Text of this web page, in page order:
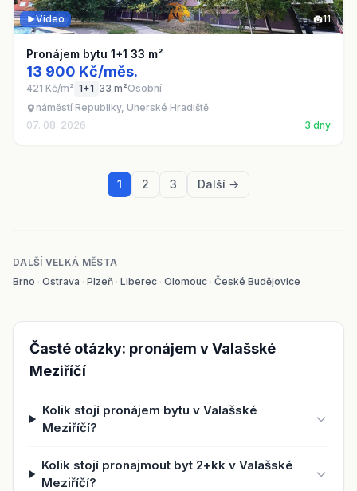
11
Video
Pronájem bytu 1+1 33 m²
13 900 Kč/měs.
421 Kč/m² 1+1 33 m²Osobní
náměstí Republiky, Uherské Hradiště
07. 08. 2026
3 dny
1 2 3 Další →
DALŠÍ VELKÁ MĚSTA
Brno · Ostrava · Plzeň · Liberec · Olomouc · České Budějovice
Časté otázky: pronájem v Valašské
Meziříčí
Kolik stojí pronájem bytu v Valašské
Meziříčí?
Kolik stojí pronajmout byt 2+kk v Valašské
Meziříčí?